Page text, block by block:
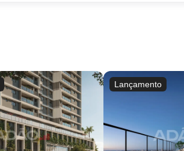
Lançamento